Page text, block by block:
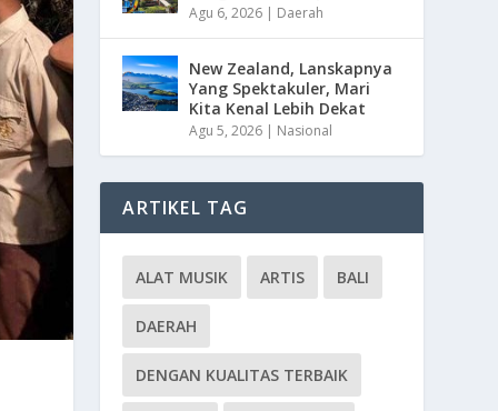
Agu 6, 2026 | Daerah
New Zealand, Lanskapnya
Yang Spektakuler, Mari
Kita Kenal Lebih Dekat
Agu 5, 2026 | Nasional
ARTIKEL TAG
ALAT MUSIK ARTIS BALI
DAERAH
DENGAN KUALITAS TERBAIK